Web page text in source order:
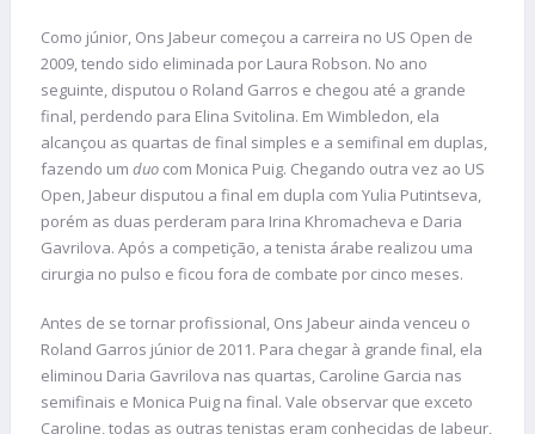
Como júnior, Ons Jabeur começou a carreira no US Open de
2009, tendo sido eliminada por Laura Robson. No ano
seguinte, disputou o Roland Garros e chegou até a grande
final, perdendo para Elina Svitolina. Em Wimbledon, ela
alcançou as quartas de final simples e a semifinal em duplas,
fazendo um duo com Monica Puig. Chegando outra vez ao US
Open, Jabeur disputou a final em dupla com Yulia Putintseva,
porém as duas perderam para Irina Khromacheva e Daria
Gavrilova. Após a competição, a tenista árabe realizou uma
cirurgia no pulso e ficou fora de combate por cinco meses.
Antes de se tornar profissional, Ons Jabeur ainda venceu o
Roland Garros júnior de 2011. Para chegar à grande final, ela
eliminou Daria Gavrilova nas quartas, Caroline Garcia nas
semifinais e Monica Puig na final. Vale observar que exceto
Caroline, todas as outras tenistas eram conhecidas de Jabeur,